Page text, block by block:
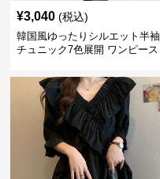
¥3,040 (税込)
韓国風ゆったりシルエット半袖
チュニック7色展開 ワンピース